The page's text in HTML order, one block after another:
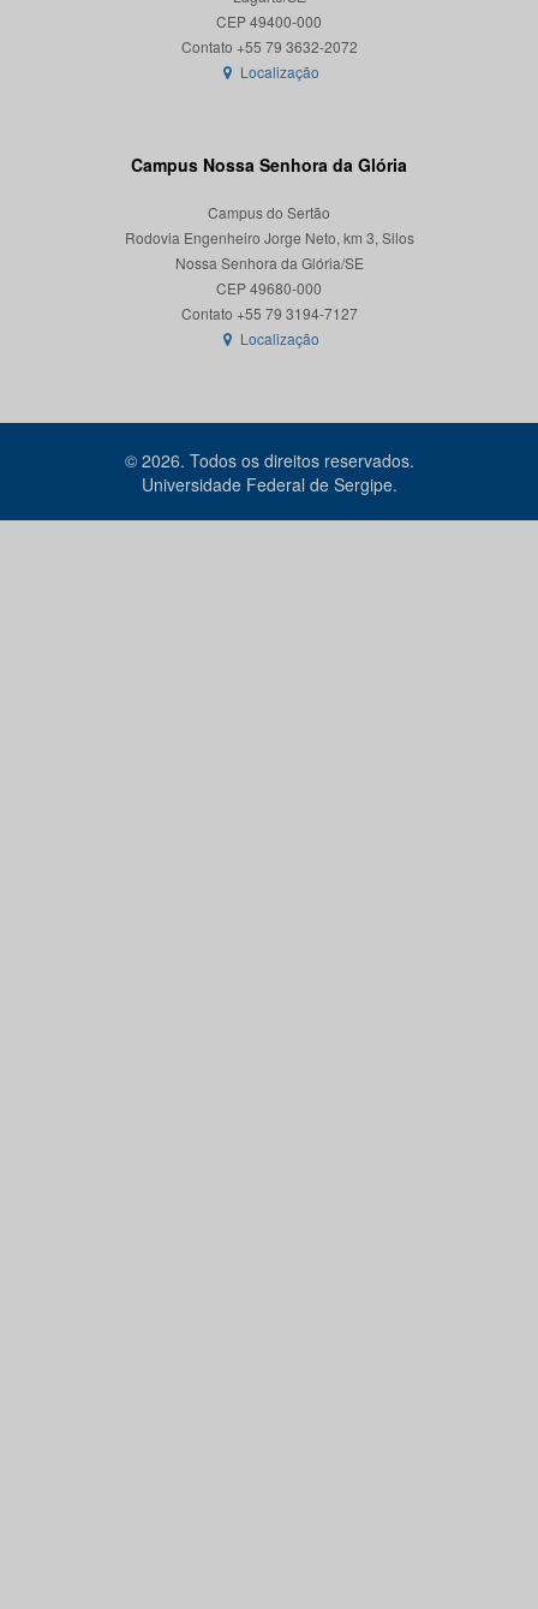
CEP 49400-000
Localização
Campus Nossa Senhora da Glória
Campus do Sertão
Rodovia Engenheiro Jorge Neto, km 3, Silos
Nossa Senhora da Glória/SE
CEP 49680-000
Contato +55 79 3194-7127
Localização
© 2026. Todos os direitos reservados.
Universidade Federal de Sergipe.